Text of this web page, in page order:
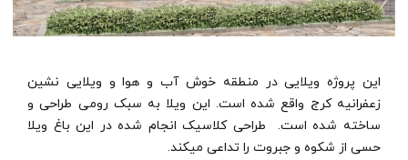
این پروژه ویلایی در منطقه خوش آب و هوا و ویلایی نشین
زعفرانیه کرج واقع شده است. این ویلا به سبک رومی طراحی و
ساخته شده است. طراحی کلاسیک انجام شده در این باغ ویلا
حسی از شکوه و جبروت را تداعی میکند.